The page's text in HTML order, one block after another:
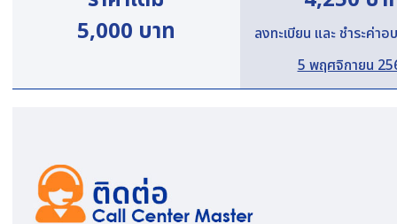
5,000 บาท
ลงทะเบียน และ ชำระค่าอ
5 พฤศจิกายน